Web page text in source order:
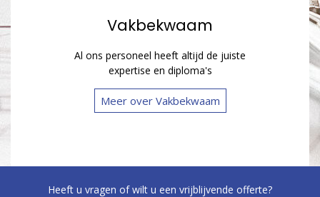
Vakbekwaam
Al ons personeel heeft altijd de juiste
expertise en diploma's
Meer over Vakbekwaam
Heeft u vragen of wilt u een vrijblijvende offerte?